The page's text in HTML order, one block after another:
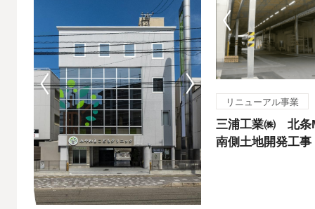
Previous Next
Previous
リニューアル事業
三浦工業㈱ 北条
南側土地開発工事